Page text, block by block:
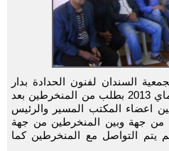
الطالب بابن جرير يوم الأحد 5 ماي 2013 بطلب من المنخرطين بعد
اعضاء المكتب المسير والرئيس
من جهة وبين المنخرطين من جهة
يتم التواصل مع المنخرطين كما